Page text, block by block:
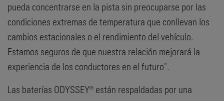
pueda concentrarse en la pista sin preocuparse por las
condiciones extremas de temperatura que conllevan los
cambios estacionales o el rendimiento del vehículo.
Estamos seguros de que nuestra relación mejorará la
experiencia de los conductores en el futuro".
Las baterías ODYSSEY® están respaldadas por una